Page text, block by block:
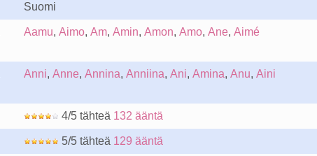
Suomi
Aamu, Aimo, Am, Amin, Amon, Amo, Ane, Aimé
Anni, Anne, Annina, Anniina, Ani, Amina, Anu, Aini
4/5 tähteä 132 ääntä
5/5 tähteä 129 ääntä